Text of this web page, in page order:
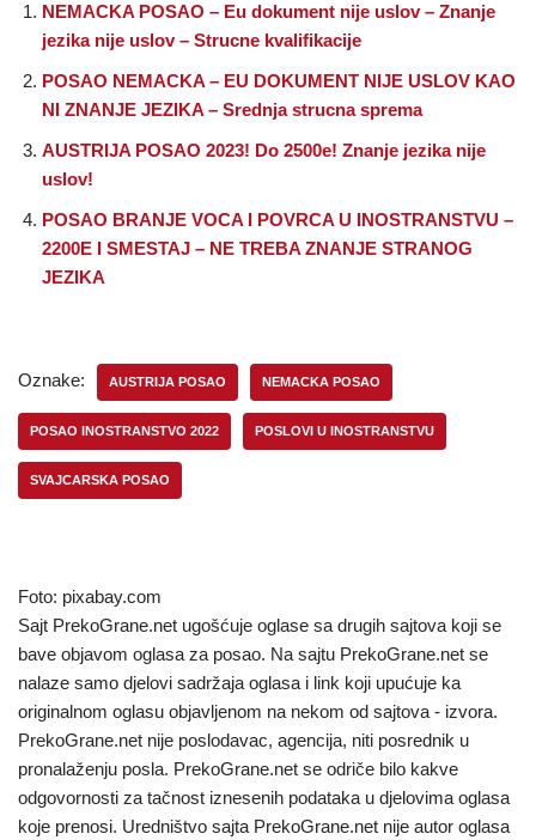
NEMACKA POSAO – Eu dokument nije uslov – Znanje
jezika nije uslov – Strucne kvalifikacije
POSAO NEMACKA – EU DOKUMENT NIJE USLOV KAO
NI ZNANJE JEZIKA – Srednja strucna sprema
AUSTRIJA POSAO 2023! Do 2500e! Znanje jezika nije
uslov!
POSAO BRANJE VOCA I POVRCA U INOSTRANSTVU –
2200E I SMESTAJ – NE TREBA ZNANJE STRANOG
JEZIKA
Oznake: AUSTRIJA POSAO NEMACKA POSAO
POSAO INOSTRANSTVO 2022 POSLOVI U INOSTRANSTVU
SVAJCARSKA POSAO
Foto: pixabay.com
Sajt PrekoGrane.net ugošćuje oglase sa drugih sajtova koji se
bave objavom oglasa za posao. Na sajtu PrekoGrane.net se
nalaze samo djelovi sadržaja oglasa i link koji upućuje ka
originalnom oglasu objavljenom na nekom od sajtova - izvora.
PrekoGrane.net nije poslodavac, agencija, niti posrednik u
pronalaženju posla. PrekoGrane.net se odriče bilo kakve
odgovornosti za tačnost iznesenih podataka u djelovima oglasa
koje prenosi. Uredništvo sajta PrekoGrane.net nije autor oglasa